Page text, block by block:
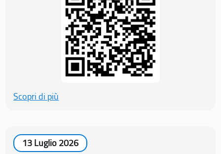
Scopri di più
13 Luglio 2026